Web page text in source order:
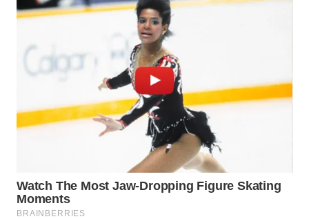
TANI
WAHANA
ADVOKAT
INFRASTRUKTUR
WAHANA
LISTRIK